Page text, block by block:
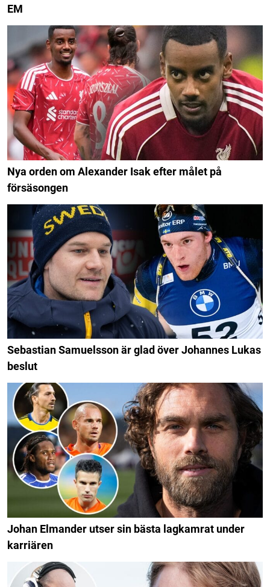
EM
Nya orden om Alexander Isak efter målet på
försäsongen
Sebastian Samuelsson är glad över Johannes Lukas
beslut
Johan Elmander utser sin bästa lagkamrat under
karriären